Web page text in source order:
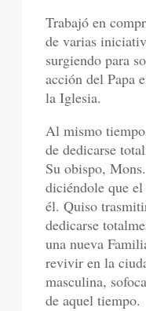
Trabajó en
de varias
surgiendo para
acción del Papa
la Iglesia.
Al mismo
de dedicarse
Su obispo,
diciéndole que el
él. Quiso
dedicarse
una nueva
revivir en la
masculina,
de aquel tiempo.